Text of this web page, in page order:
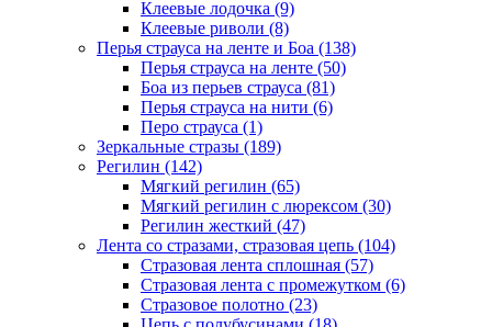
Клеевые лодочка (9)
Клеевые риволи (8)
Перья страуса на ленте и Боа (138)
Перья страуса на ленте (50)
Боа из перьев страуса (81)
Перья страуса на нити (6)
Перо страуса (1)
Зеркальные стразы (189)
Регилин (142)
Мягкий регилин (65)
Мягкий регилин с люрексом (30)
Регилин жесткий (47)
Лента со стразами, стразовая цепь (104)
Стразовая лента сплошная (57)
Стразовая лента с промежутком (6)
Стразовое полотно (23)